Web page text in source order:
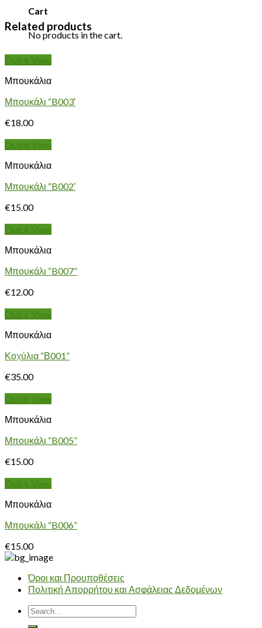
Cart
No products in the cart.
Related products
Quick View
Μπουκάλια
Μπουκάλι “B003′
€18.00
Quick View
Μπουκάλια
Μπουκάλι “B002′
€15.00
Quick View
Μπουκάλια
Μπουκάλι “B007”
€12.00
Quick View
Μπουκάλια
Κοχύλια “Β001”
€35.00
Quick View
Μπουκάλια
Μπουκάλι “B005”
€15.00
Quick View
Μπουκάλια
Μπουκάλι “B006”
€15.00
Όροι και Προυποθέσεις
Πολιτική Απορρήτου και Ασφάλειας Δεδομένων
Search
for: